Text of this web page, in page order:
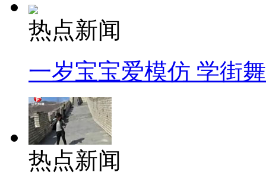
热点新闻
一岁宝宝爱模仿 学街
热点新闻